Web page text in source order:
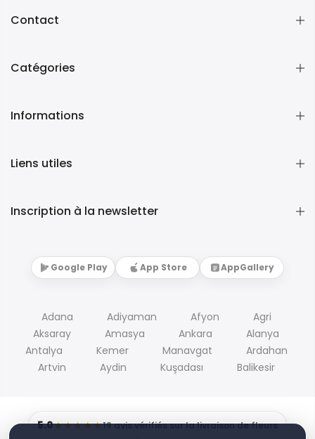
Contact
Catégories
Informations
Liens utiles
Inscription à la newsletter
Google Play App Store AppGallery
Adana Adiyaman Afyon
Agri
Aksaray
Amasya Ankara
Alanya
Antalya
Kemer Manavgat
Ardahan
Artvin
Aydin Kuşadası Balikesir
5.0★★★★★19 avis vérifiés sur la livraison de fleurs